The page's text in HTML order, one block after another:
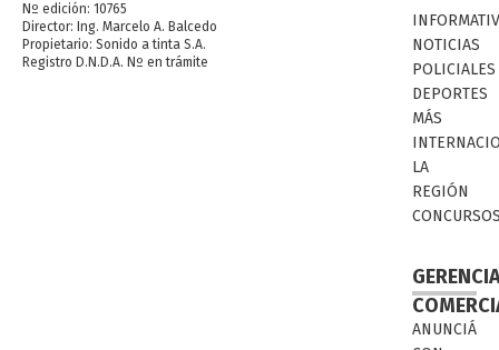
Nº edición: 10765
Director: Ing. Marcelo A. Balcedo
Propietario: Sonido a tinta S.A.
Registro D.N.D.A. Nº en trámite
NOTICIAS
POLICIALES
DEPORTES
MÁS
LA
REGIÓN
ANUNCIÁ